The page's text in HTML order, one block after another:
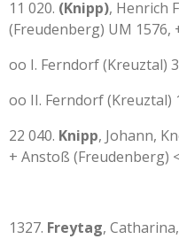
11 020. (Knipp), Henrich
(Freudenberg) UM 1576,
oo I. Ferndorf (Kreuztal)
oo II. Ferndorf (Kreuztal)
22 040. Knipp, Johann,
+ Anstoß (Freudenberg)
1327. Freytag,